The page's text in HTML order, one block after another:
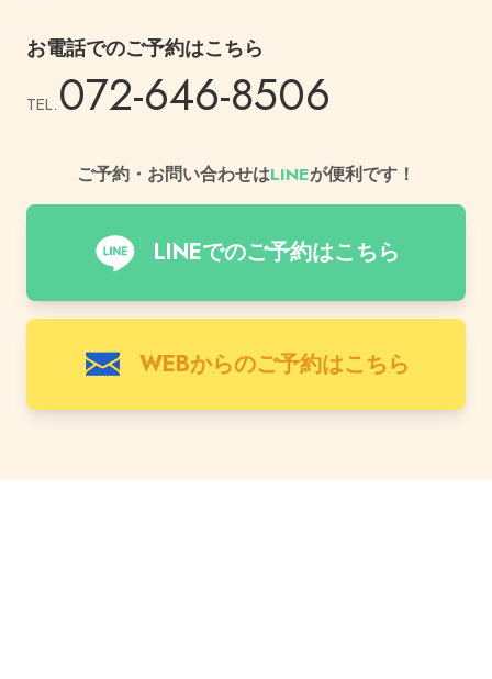
お電話でのご予約はこちら
TEL.072-646-8506
ご予約・お問い合わせはLINEが便利です！
LINEでのご予約はこちら
WEBからのご予約はこちら